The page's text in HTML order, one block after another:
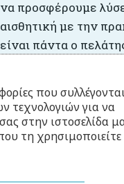
να προσφέρουμε
αισθητική με την
είναι πάντα ο
λειτουργικά και
καλύψουν κάθε
Επενδύουμε σε
προϊόντα μας να
πάρα πολλά χρόνια.
που συλλέγονται
τεχνολογιών για να
στην ιστοσελίδα
τη χρησιμοποιείτε
Γίνε
όλα τα νέα